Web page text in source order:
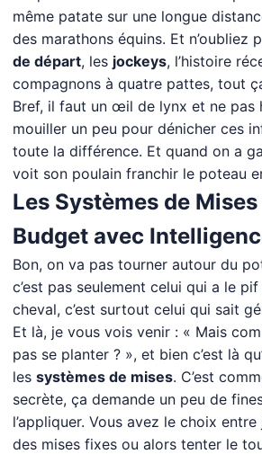
même patate sur une longue
des marathons équins. Et n’oubliez
de départ, les jockeys, l’histoire
compagnons à quatre pattes, tout
Bref, il faut un œil de lynx et ne pas
mouiller un peu pour dénicher ces
toute la différence. Et quand on a
voit son poulain franchir le poteau
Les Systèmes de
Budget avec
Bon, on va pas tourner autour du
c’est pas seulement celui qui a le
cheval, c’est surtout celui qui sait
Et là, je vous vois venir : « Mais
pas se planter ? », et bien c’est là
les systèmes de mises. C’est
secrète, ça demande un peu de
l’appliquer. Vous avez le choix
des mises fixes ou alors tenter le